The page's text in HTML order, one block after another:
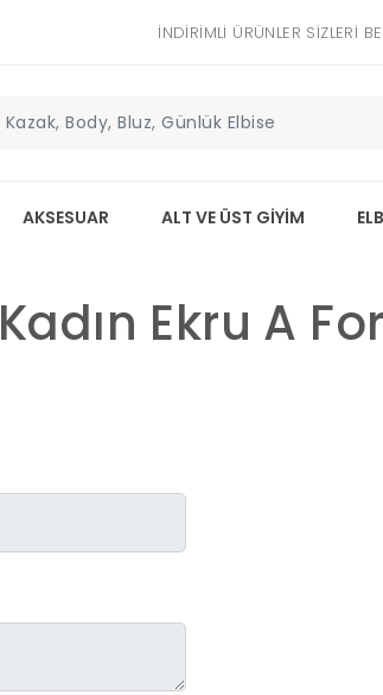
İNDIRIMLI ÜRÜNLER SIZLERI
AKSESUAR ALT VE ÜST GİYİM
Kadın Ekru A